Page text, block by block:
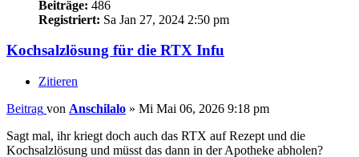
Beiträge: 486
Registriert: Sa Jan 27, 2024 2:50 pm
Kochsalzlösung für die RTX Infu
Zitieren
Beitrag von Anschilalo » Mi Mai 06, 2026 9:18 pm
Sagt mal, ihr kriegt doch auch das RTX auf Rezept und die
Kochsalzlösung und müsst das dann in der Apotheke abholen?